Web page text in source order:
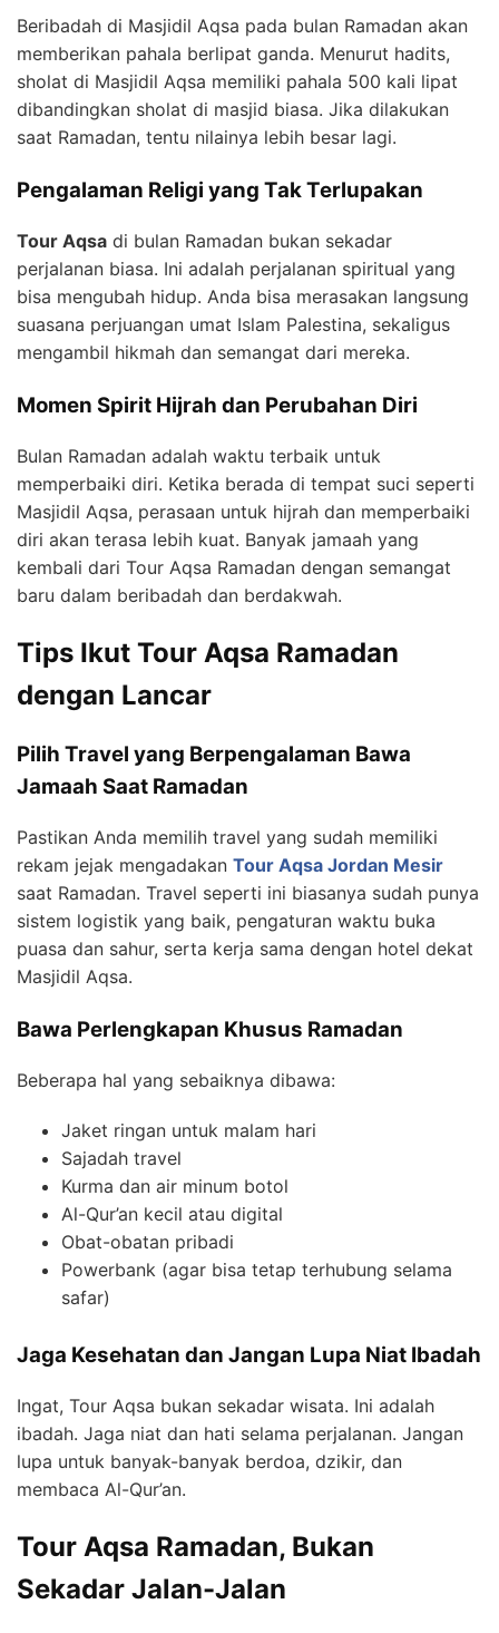
Beribadah di Masjidil Aqsa pada bulan Ramadan akan
memberikan pahala berlipat ganda. Menurut hadits,
sholat di Masjidil Aqsa memiliki pahala 500 kali lipat
dibandingkan sholat di masjid biasa. Jika dilakukan
saat Ramadan, tentu nilainya lebih besar lagi.
Pengalaman Religi yang Tak Terlupakan
Tour Aqsa di bulan Ramadan bukan sekadar
perjalanan biasa. Ini adalah perjalanan spiritual yang
bisa mengubah hidup. Anda bisa merasakan langsung
suasana perjuangan umat Islam Palestina, sekaligus
mengambil hikmah dan semangat dari mereka.
Momen Spirit Hijrah dan Perubahan Diri
Bulan Ramadan adalah waktu terbaik untuk
memperbaiki diri. Ketika berada di tempat suci seperti
Masjidil Aqsa, perasaan untuk hijrah dan memperbaiki
diri akan terasa lebih kuat. Banyak jamaah yang
kembali dari Tour Aqsa Ramadan dengan semangat
baru dalam beribadah dan berdakwah.
Tips Ikut Tour Aqsa Ramadan
dengan Lancar
Pilih Travel yang Berpengalaman Bawa
Jamaah Saat Ramadan
Pastikan Anda memilih travel yang sudah memiliki
rekam jejak mengadakan Tour Aqsa Jordan Mesir
saat Ramadan. Travel seperti ini biasanya sudah punya
sistem logistik yang baik, pengaturan waktu buka
puasa dan sahur, serta kerja sama dengan hotel dekat
Masjidil Aqsa.
Bawa Perlengkapan Khusus Ramadan
Beberapa hal yang sebaiknya dibawa:
Jaket ringan untuk malam hari
Sajadah travel
Kurma dan air minum botol
Al-Qur’an kecil atau digital
Obat-obatan pribadi
Powerbank (agar bisa tetap terhubung selama
safar)
Jaga Kesehatan dan Jangan Lupa Niat Ibadah
Ingat, Tour Aqsa bukan sekadar wisata. Ini adalah
ibadah. Jaga niat dan hati selama perjalanan. Jangan
lupa untuk banyak-banyak berdoa, dzikir, dan
membaca Al-Qur’an.
Tour Aqsa Ramadan, Bukan
Sekadar Jalan-Jalan